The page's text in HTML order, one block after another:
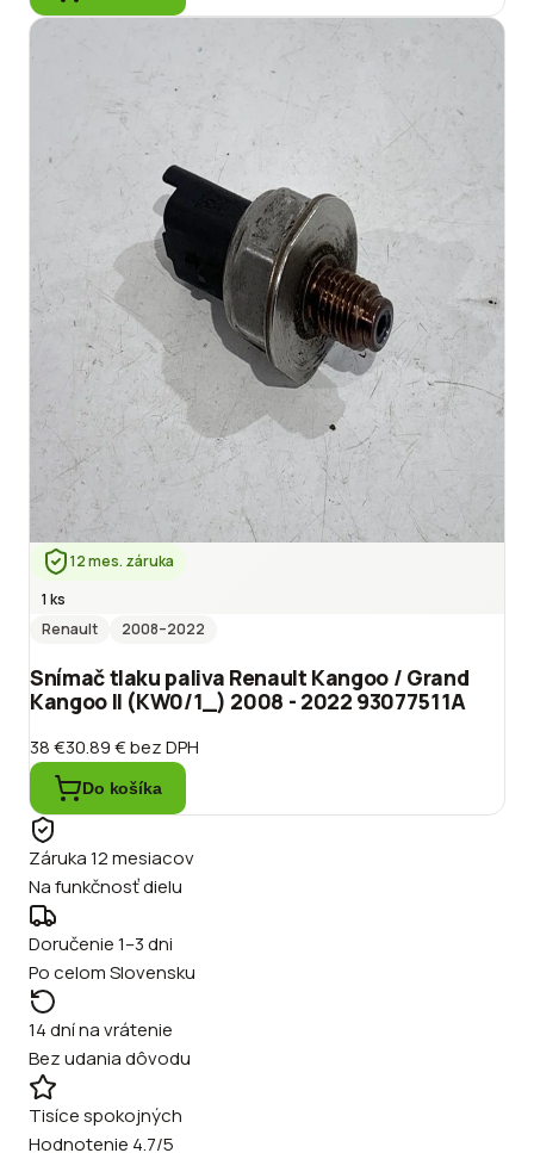
12 mes. záruka
1 ks
Renault
2008–2022
Snímač tlaku paliva Renault Kangoo / Grand
Kangoo II (KW0/1_) 2008 - 2022 93077511A
38 €30.89 €bez DPH
Do košíka
Záruka 12 mesiacov
Na funkčnosť dielu
Doručenie 1–3 dni
Po celom Slovensku
14 dní na vrátenie
Bez udania dôvodu
Tisíce spokojných
Hodnotenie 4.7/5